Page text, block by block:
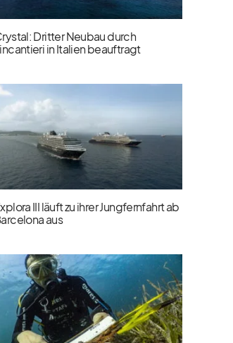
Dritter Neubau durch
in Italien beauftragt
III läuft zu ihrer Jungfernfahrt ab
aus